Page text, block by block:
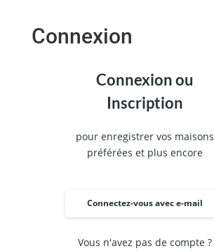
Connexion
Connexion ou
Inscription
pour enregistrer vos maisons
préférées et plus encore
Connectez-vous avec e-mail
Vous n'avez pas de compte ?